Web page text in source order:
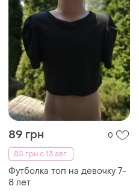
89 грн
0
85 грн с 13 авг.
Футболка топ на девочку 7-
8 лет